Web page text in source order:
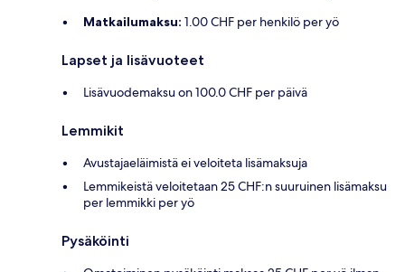
Matkailumaksu: 1.00 CHF per henkilö per yö
Lapset ja lisävuoteet
Lisävuodemaksu on 100.0 CHF per päivä
Lemmikit
Avustajaeläimistä ei veloiteta lisämaksuja
Lemmikeistä veloitetaan 25 CHF:n suuruinen lisämaksu
per lemmikki per yö
Pysäköinti